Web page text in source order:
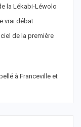
la Lékabi-Léwolo
vrai débat
de la première
à Franceville et